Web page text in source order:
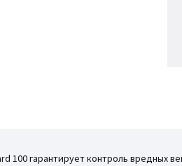
100 гарантирует контроль